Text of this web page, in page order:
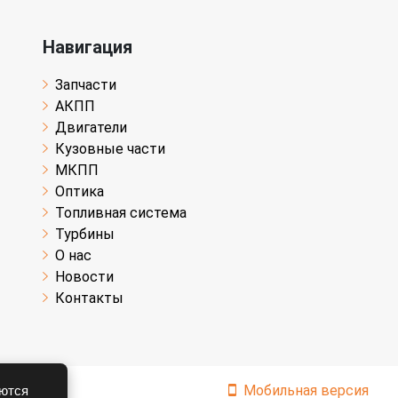
Навигация
Запчасти
АКПП
Двигатели
Кузовные части
МКПП
Оптика
Топливная система
Турбины
О нас
Новости
Контакты
Мобильная версия